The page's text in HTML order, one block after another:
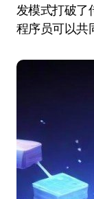
发模式打破了
程序员可以共